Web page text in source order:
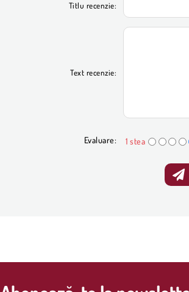
Titlu recenzie:
Text recenzie:
Evaluare: 1 stea